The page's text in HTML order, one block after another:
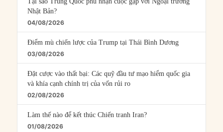
Nhật Bản?
04/08/2026
Điểm mù chiến lược của Trump tại Thái Bình Dương
03/08/2026
Đặt cược vào thất bại: Các quỹ đầu tư mạo hiểm quốc gia
và khía cạnh chính trị của vốn rủi ro
02/08/2026
Làm thế nào để kết thúc Chiến tranh Iran?
01/08/2026